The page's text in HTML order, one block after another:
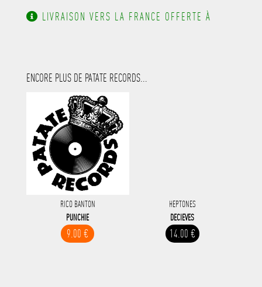
LIVRAISON VERS LA FRANCE OFFERTE À
ENCORE PLUS DE PATATE RECORDS...
RICO BANTON
PUNCHIE
9.00 €
HEPTONES
DECIEVES
14.00 €